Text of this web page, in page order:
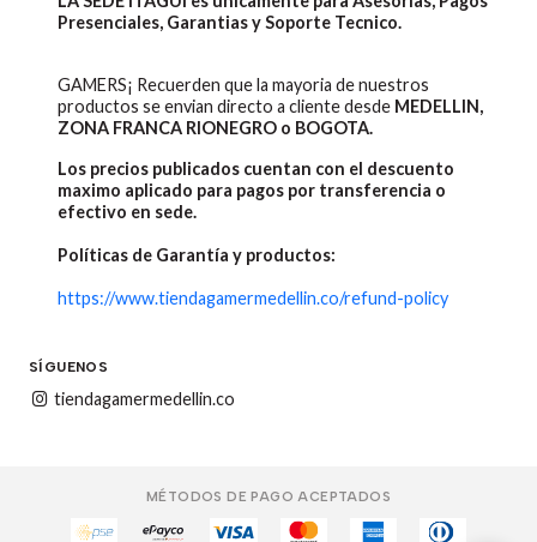
Presenciales, Garantias y Soporte Tecnico.
GAMERS¡ Recuerden que la mayoria de nuestros
productos se envian directo a cliente desde MEDELLIN,
ZONA FRANCA RIONEGRO o BOGOTA.
Los precios publicados cuentan con el descuento
maximo aplicado para pagos por transferencia o
efectivo en sede.
Políticas de Garantía y productos:
https://www.tiendagamermedellin.co/refund-policy
SÍGUENOS
tiendagamermedellin.co
MÉTODOS DE PAGO ACEPTADOS